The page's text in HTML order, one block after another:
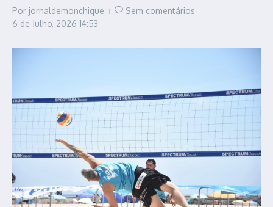
Por jornaldemonchique
Sem comentários
6 de Julho, 2026 14:53